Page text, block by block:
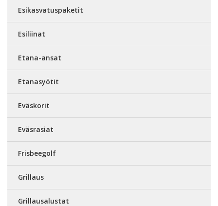
Esikasvatuspaketit
Esiliinat
Etana-ansat
Etanasyötit
Eväskorit
Eväsrasiat
Frisbeegolf
Grillaus
Grillausalustat